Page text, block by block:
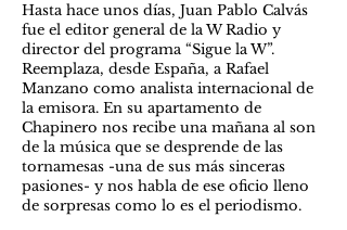
Hasta hace unos días, Juan Pablo Calvás
fue el editor general de la W Radio y
director del programa “Sigue la W”.
Reemplaza, desde España, a Rafael
Manzano como analista internacional de
la emisora. En su apartamento de
Chapinero nos recibe una mañana al son
de la música que se desprende de las
tornamesas -una de sus más sinceras
pasiones- y nos habla de ese oficio lleno
de sorpresas como lo es el periodismo.